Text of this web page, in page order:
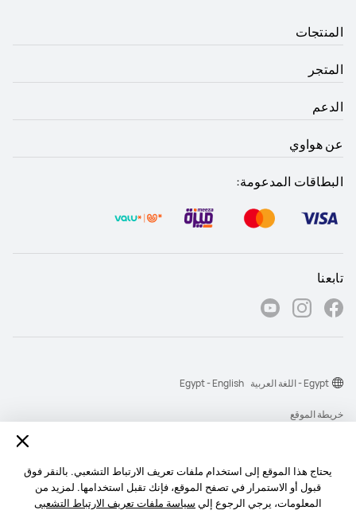
يحتاج هذا الموقع إلى استخدام ملفات تعريف الارتباط التشعبي. بالنقر فوق
قبول أو الاستمرار في تصفح الموقع، فإنك تقبل استخدامها. لمزيد من
المعلومات، يرجي الرجوع إلي سياسة ملفات تعريف الارتباط التشعبى
المنتجات
المتجر
الدعم
عن هواوي
البطاقات المدعومة:
تابعنا
خريطة الموقع
بيان الخصوصية
الكوكيز
Egypt - اللغة العربية Egypt - English